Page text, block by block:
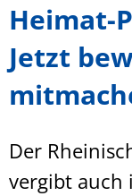
Heimat-
Jetzt
Der
vergibt auch